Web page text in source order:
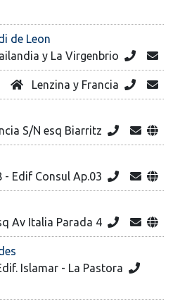
de Leon
y La Virgenbrio
Lenzina y Francia
S/N esq Biarritz
- Edif Consul Ap.03
Av Italia Parada 4
Islamar - La Pastora